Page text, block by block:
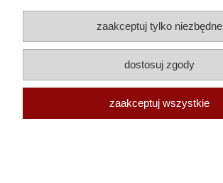
Moje konto
Płatności i dostawa
Informacje
zaakceptuj tylko niezbędne
dostosuj zgody
zaakceptuj wszystkie